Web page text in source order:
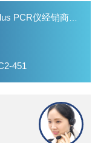
仪经销商报价
451